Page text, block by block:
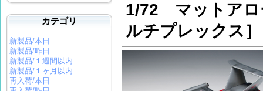
カテゴリ
新製品/本日
新製品/昨日
新製品/１週間以内
新製品/１ヶ月以内
再入荷/本日
1/72 マットアロ
ルチプレックス］